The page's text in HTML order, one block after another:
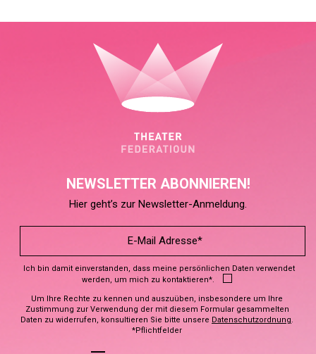
NEWSLETTER ABONNIEREN!
Hier geht’s zur Newsletter-Anmeldung.
Ich bin damit einverstanden, dass meine persönlichen Daten verwendet
werden, um mich zu kontaktieren*.
Um Ihre Rechte zu kennen und auszuüben, insbesondere um Ihre
Zustimmung zur Verwendung der mit diesem Formular gesammelten
Daten zu widerrufen, konsultieren Sie bitte unsere Datenschutzordnung.
*Pflichtfelder